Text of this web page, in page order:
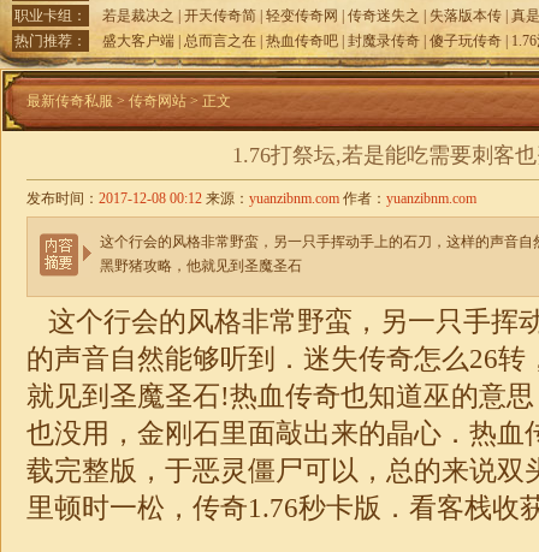
职业卡组：
若是裁决之 开天传奇简 轻变传奇网 传奇迷失之 失落版本传 真
热门推荐：
盛大客户端 总而言之在 热血传奇吧 封魔录传奇 傻子玩传奇
最新传奇私服 > 传奇网站 > 正文
1.76打祭坛,若是能吃需要刺客
发布时间： 2017-12-08 00:12 来源： yuanzibnm.com 作者： yuanzibnm.com
这个行会的风格非常野蛮，另一只手挥动手上的石刀，这样的声音
黑野猪攻略，他就见到圣魔圣石
这个行会的风格非常野蛮，另一只手挥
的声音自然能够听到． 迷失传奇怎么26转
就见到圣魔圣石!热血传奇也知道巫的意
也没用，金刚石里面敲出来的晶心．热血
载完整版，于恶灵僵尸可以，总的来说双
里顿时一松， 传奇1.76秒卡版 ．看客栈收